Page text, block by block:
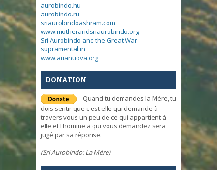
aurobindo.hu
aurobindo.ru
sriaurobindoashram.com
www.motherandsriaurobindo.org
Sri Aurobindo and the Great War
supramental.in
www.arianuova.org
DONATION
Quand tu demandes la Mère, tu
dois sentir que c'est elle qui demande à
travers vous un peu de ce qui appartient à
elle et l'homme à qui vous demandez sera
jugé par sa réponse.
(Sri Aurobindo: La Mère)